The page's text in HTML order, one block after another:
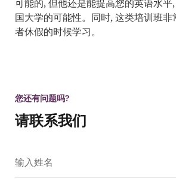
可能的, 但他还是能提高您的英语水
国大学的可能性。同时, 这类培训班
者休假的时候学习。
您还有问题吗?
请联系我们
输入姓名